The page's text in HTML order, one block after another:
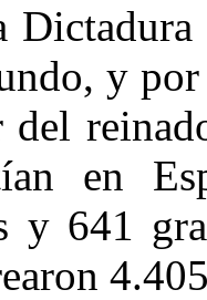
y
del
en
y 641